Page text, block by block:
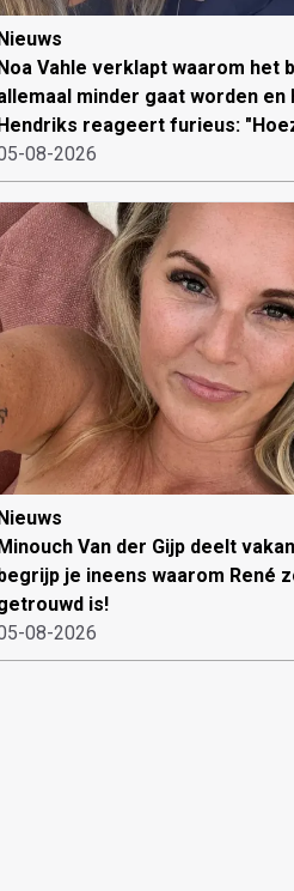
Nieuws
Noa Vahle verklapt waarom het
minder gaat worden en
Hendriks reageert furieus:
08-2026
Van der Gijp deelt
je ineens waarom René
is!
08-2026